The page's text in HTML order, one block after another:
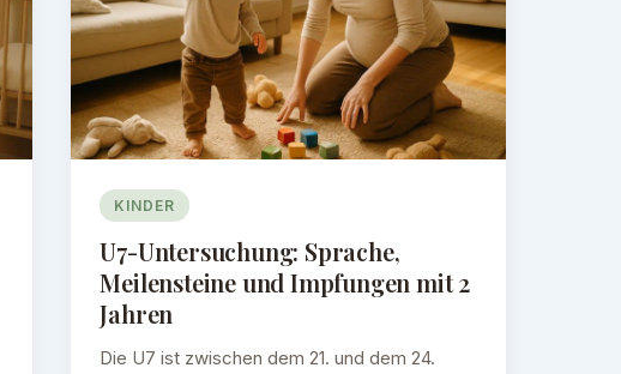
KINDER
U7-Untersuchung: Sprache,
Meilensteine und Impfungen mit 2
Jahren
Die U7 ist zwischen dem 21. und dem 24.